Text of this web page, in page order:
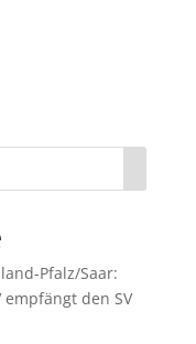
Pfalz/Saar:
empfängt den SV